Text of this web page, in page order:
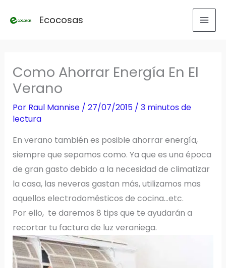
Ecocosas
Como Ahorrar Energía En El
Verano
Por Raul Mannise / 27/07/2015 / 3 minutos de
lectura
En verano también es posible ahorrar energía,
siempre que sepamos como. Ya que es una época
de gran gasto debido a la necesidad de climatizar
la casa, las neveras gastan más, utilizamos mas
aquellos electrodomésticos de cocina…etc.
Por ello, te daremos 8 tips que te ayudarán a
recortar tu factura de luz veraniega.